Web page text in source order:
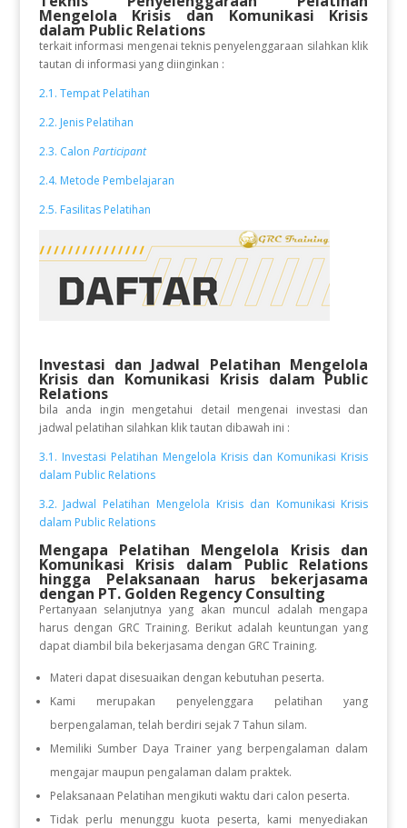
Mengelola Krisis dan Komunikasi Krisis
dalam Public Relations
terkait informasi mengenai teknis penyelenggaraan silahkan klik
tautan di informasi yang diinginkan :
2.1. Tempat Pelatihan
2.2. Jenis Pelatihan
2.3. Calon Participant
2.4. Metode Pembelajaran
2.5. Fasilitas Pelatihan
Investasi dan Jadwal Pelatihan Mengelola
Krisis dan Komunikasi Krisis dalam Public
Relations
bila anda ingin mengetahui detail mengenai investasi dan
jadwal pelatihan silahkan klik tautan dibawah ini :
3.1. Investasi Pelatihan Mengelola Krisis dan Komunikasi Krisis
dalam Public Relations
3.2. Jadwal Pelatihan Mengelola Krisis dan Komunikasi Krisis
dalam Public Relations
Mengapa Pelatihan Mengelola Krisis dan
Komunikasi Krisis dalam Public Relations
hingga Pelaksanaan harus bekerjasama
dengan PT. Golden Regency Consulting
Pertanyaan selanjutnya yang akan muncul adalah mengapa
harus dengan GRC Training. Berikut adalah keuntungan yang
dapat diambil bila bekerjasama dengan GRC Training.
Materi dapat disesuaikan dengan kebutuhan peserta.
Kami merupakan penyelenggara pelatihan yang
berpengalaman, telah berdiri sejak 7 Tahun silam.
Memiliki Sumber Daya Trainer yang berpengalaman dalam
mengajar maupun pengalaman dalam praktek.
Pelaksanaan Pelatihan mengikuti waktu dari calon peserta.
Tidak perlu menunggu kuota peserta, kami menyediakan